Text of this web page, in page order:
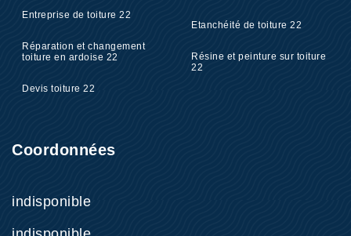
Entreprise de toiture 22
Réparation et changement
toiture en ardoise 22
Devis toiture 22
Etanchéité de toiture 22
Résine et peinture sur toiture
22
Coordonnées
indisponible